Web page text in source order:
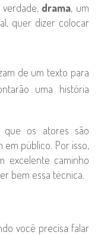
drama, um
quer dizer colocar
de um texto para
uma história
que os atores são
público. Por isso,
excelente caminho
bem essa técnica.
você precisa falar